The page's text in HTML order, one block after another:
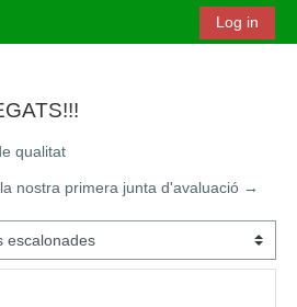
Log in
qualitat
nostra primera junta d'avaluació →